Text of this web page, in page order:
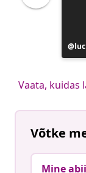
Vaata, kuidas
Võtke
Mine